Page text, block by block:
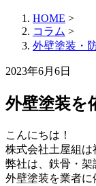
HOME >
コラム >
外壁塗装・
2023年6月6日
外壁塗装を
こんにちは！
株式会社土屋組は
弊社は、鉄骨・架
外壁塗装を業者に